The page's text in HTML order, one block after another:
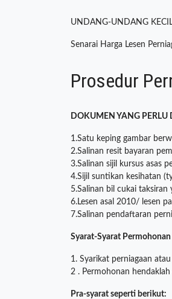
UNDANG-UNDANG
Senarai Harga Lesen
Prosedur
DOKUMEN YANG PERLU
1.Satu keping gambar
2.Salinan resit bayaran
3.Salinan sijil kursus asas
4.Sijil suntikan kesihatan
5.Salinan bil cukai
6.Lesen asal 2010/ lesen
7.Salinan pendaftaran
Syarat-Syarat Permohonan
1. Syarikat perniagaan
2 . Permohonan
Pra-syarat seperti berikut: